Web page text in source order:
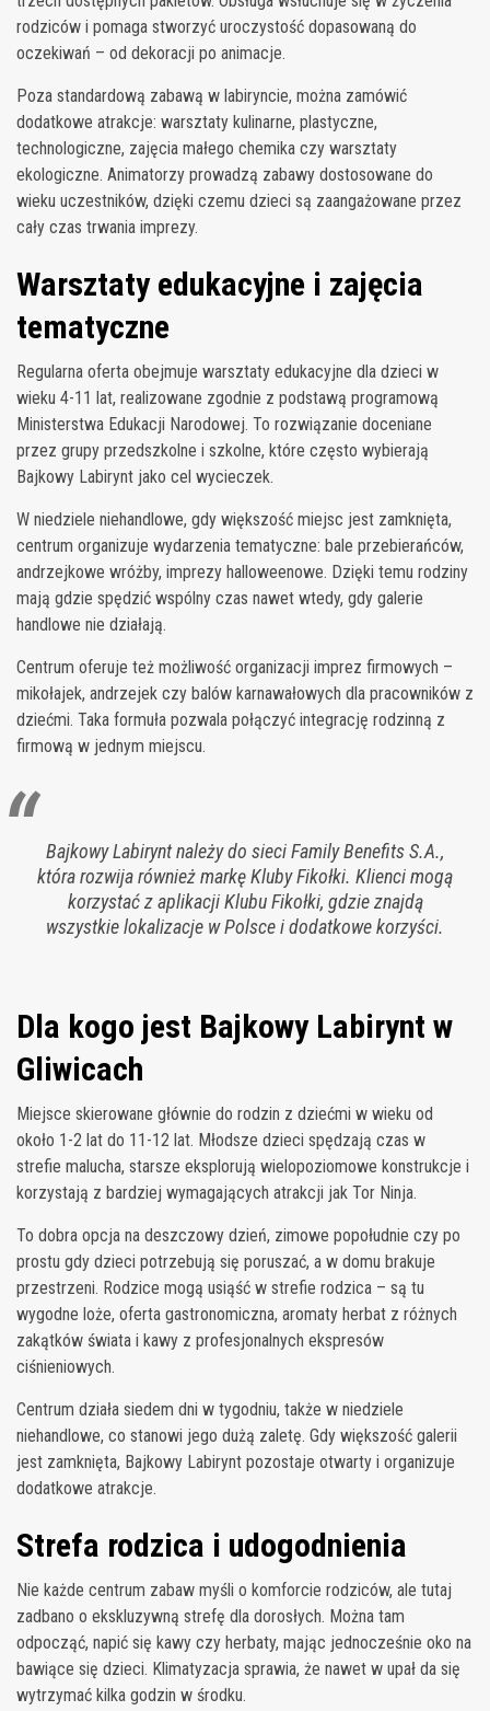
rodziców i pomaga stworzyć uroczystość dopasowaną do
oczekiwań – od dekoracji po animacje.
Poza standardową zabawą w labiryncie, można zamówić
dodatkowe atrakcje: warsztaty kulinarne, plastyczne,
technologiczne, zajęcia małego chemika czy warsztaty
ekologiczne. Animatorzy prowadzą zabawy dostosowane do
wieku uczestników, dzięki czemu dzieci są zaangażowane przez
cały czas trwania imprezy.
Warsztaty edukacyjne i zajęcia
tematyczne
Regularna oferta obejmuje warsztaty edukacyjne dla dzieci w
wieku 4-11 lat, realizowane zgodnie z podstawą programową
Ministerstwa Edukacji Narodowej. To rozwiązanie doceniane
przez grupy przedszkolne i szkolne, które często wybierają
Bajkowy Labirynt jako cel wycieczek.
W niedziele niehandlowe, gdy większość miejsc jest zamknięta,
centrum organizuje wydarzenia tematyczne: bale przebierańców,
andrzejkowe wróżby, imprezy halloweenowe. Dzięki temu rodziny
mają gdzie spędzić wspólny czas nawet wtedy, gdy galerie
handlowe nie działają.
Centrum oferuje też możliwość organizacji imprez firmowych –
mikołajek, andrzejek czy balów karnawałowych dla pracowników z
dziećmi. Taka formuła pozwala połączyć integrację rodzinną z
firmową w jednym miejscu.
Bajkowy Labirynt należy do sieci Family Benefits S.A.,
która rozwija również markę Kluby Fikołki. Klienci mogą
korzystać z aplikacji Klubu Fikołki, gdzie znajdą
wszystkie lokalizacje w Polsce i dodatkowe korzyści.
Dla kogo jest Bajkowy Labirynt w
Gliwicach
Miejsce skierowane głównie do rodzin z dziećmi w wieku od
około 1-2 lat do 11-12 lat. Młodsze dzieci spędzają czas w
strefie malucha, starsze eksplorują wielopoziomowe konstrukcje i
korzystają z bardziej wymagających atrakcji jak Tor Ninja.
To dobra opcja na deszczowy dzień, zimowe popołudnie czy po
prostu gdy dzieci potrzebują się poruszać, a w domu brakuje
przestrzeni. Rodzice mogą usiąść w strefie rodzica – są tu
wygodne loże, oferta gastronomiczna, aromaty herbat z różnych
zakątków świata i kawy z profesjonalnych ekspresów
ciśnieniowych.
Centrum działa siedem dni w tygodniu, także w niedziele
niehandlowe, co stanowi jego dużą zaletę. Gdy większość galerii
jest zamknięta, Bajkowy Labirynt pozostaje otwarty i organizuje
dodatkowe atrakcje.
Strefa rodzica i udogodnienia
Nie każde centrum zabaw myśli o komforcie rodziców, ale tutaj
zadbano o ekskluzywną strefę dla dorosłych. Można tam
odpocząć, napić się kawy czy herbaty, mając jednocześnie oko na
bawiące się dzieci. Klimatyzacja sprawia, że nawet w upał da się
wytrzymać kilka godzin w środku.